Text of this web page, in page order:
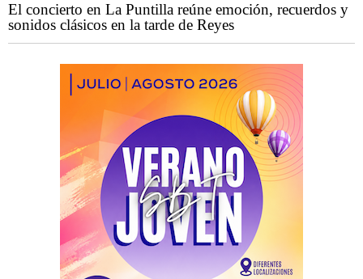
El concierto en La Puntilla reúne emoción, recuerdos y
sonidos clásicos en la tarde de Reyes